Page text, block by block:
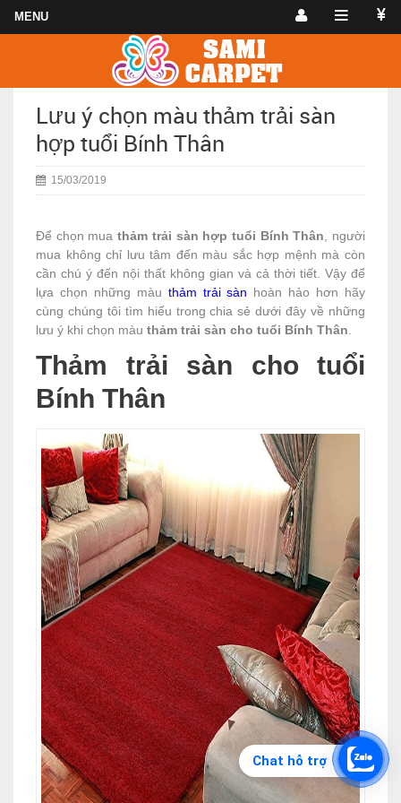
Lưu ý chọn màu thảm trải sàn
hợp tuổi Bính Thân
15/03/2019
Để chọn muathảm trải sàn hợp tuổi Bính Thân , người
mua không chỉ lưu tâm đến màu sắc hợp mệnh mà còn
cần chú ý đến nội thất không gian và cả thời tiết. Vậy để
lựa chọn những màu thảm trải sàn hoàn hảo hơn hãy
cùng chúng tôi tìm hiểu trong chia sẻ dưới đây về những
lưu ý khi chọn màu thảm trải sàn cho tuổi Bính Thân
Thảm trải sàn cho tuổi
Bính Thân
Chat hỗ trợ